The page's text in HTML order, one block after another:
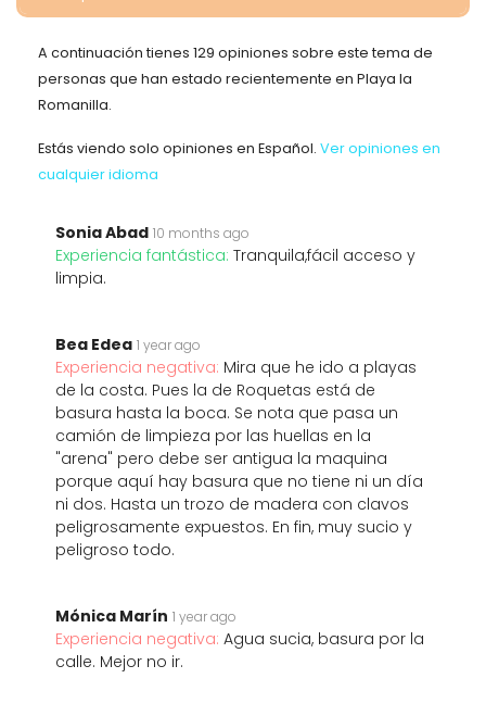
A continuación tienes 129 opiniones sobre este tema de
personas que han estado recientemente en Playa la
Romanilla.
Estás viendo solo opiniones en Español. Ver opiniones en
cualquier idioma
Sonia Abad 10 months ago
Experiencia fantástica: Tranquila,fácil acceso y
limpia.
Bea Edea 1 year ago
Experiencia negativa: Mira que he ido a playas
de la costa. Pues la de Roquetas está de
basura hasta la boca. Se nota que pasa un
camión de limpieza por las huellas en la
"arena" pero debe ser antigua la maquina
porque aquí hay basura que no tiene ni un día
ni dos. Hasta un trozo de madera con clavos
peligrosamente expuestos. En fin, muy sucio y
peligroso todo.
Mónica Marín 1 year ago
Experiencia negativa: Agua sucia, basura por la
calle. Mejor no ir.